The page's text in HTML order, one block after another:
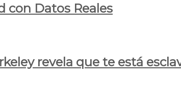
con Datos Reales
revela que te está